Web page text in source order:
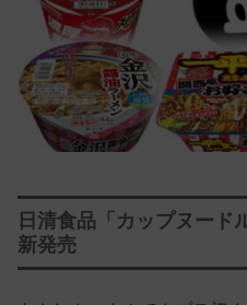
日清食品「カップヌード
新発売